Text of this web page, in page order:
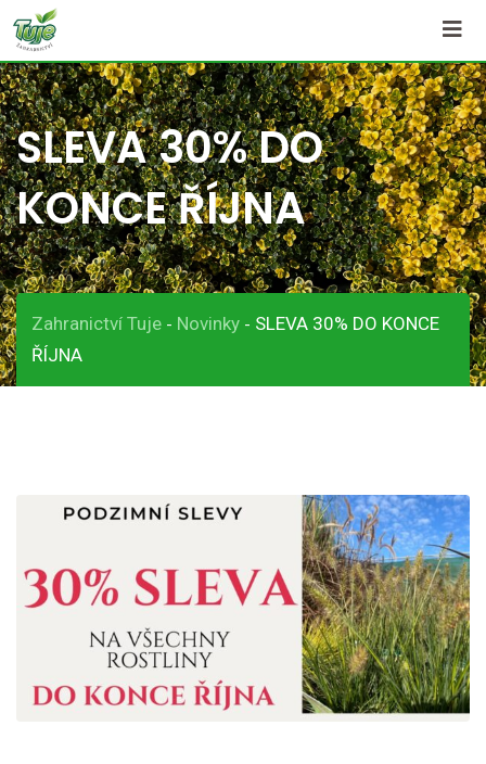
Skip
content
SLEVA 30% DO
KONCE ŘÍJNA
Zahranictví Tuje - Novinky - SLEVA 30% DO KONCE
ŘÍJNA